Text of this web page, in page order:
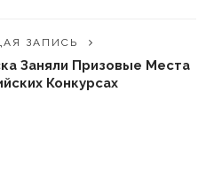
ЗАПИСЬ
Заняли Призовые Места
Конкурсах